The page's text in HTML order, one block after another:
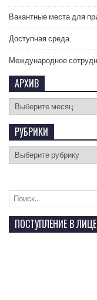
Вакантные места для
Доступная среда
Международное
АРХИВ
РУБРИКИ
ПОСТУПЛЕНИЕ В